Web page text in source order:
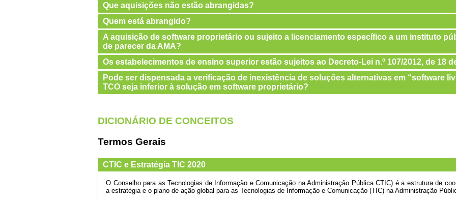
Que aquisições não estão abrangidas?
Quem está abrangido?
A aquisição de software proprietário ou sujeito a licenciamento específico a um instituto
de parecer da AMA?
Os estabelecimentos de ensino superior estão sujeitos ao Decreto-Lei n.º 107/2012, de 18
Pode ser dispensada a verificação de inexistência de soluções alternativas em “software
TCO seja inferior à solução em software proprietário?
DICIONÁRIO DE CONCEITOS
Termos Gerais
CTIC e Estratégia TIC 2020
O Conselho para as Tecnologias de Informação e Comunicação na Administração Pública CTIC) é a estrutura de
a estratégia e o plano de ação global para as Tecnologias de Informação e Comunicação (TIC) na Administração